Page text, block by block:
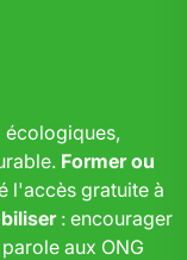
écologiques,
Former ou
l'accès gratuite à
: encourager
aux ONG